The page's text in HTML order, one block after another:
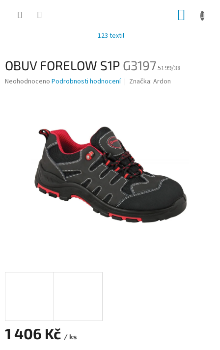
123 textil
OBUV FORELOW S1P G31975199/38
Průměrné
Neohodnoceno Podrobnosti hodnocení Značka: Ardon
1 406 Kč / ks